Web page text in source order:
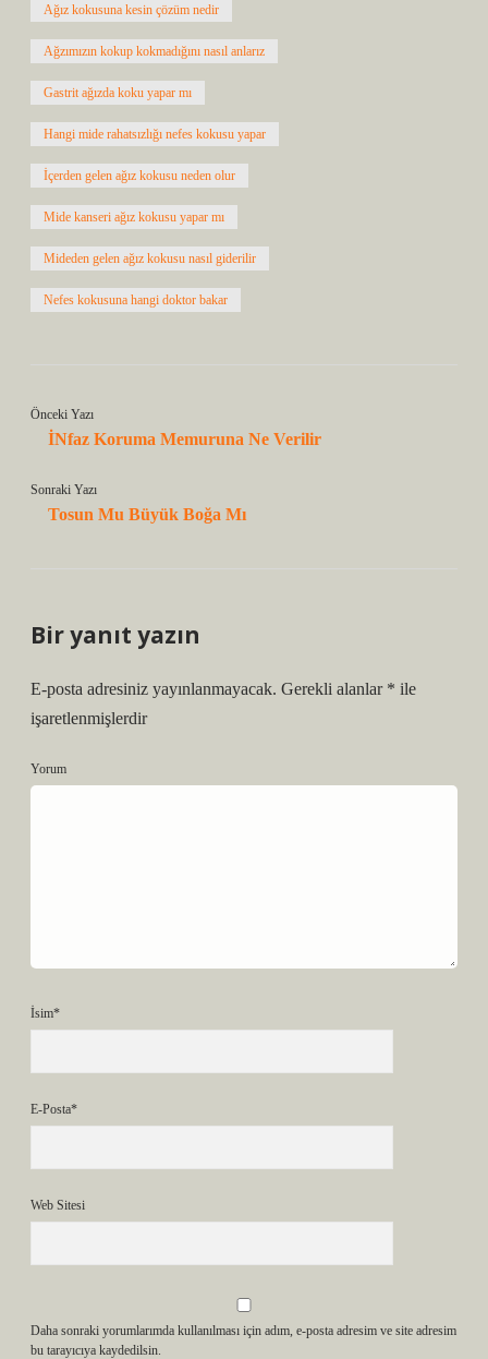
Ağız kokusuna kesin çözüm nedir
Ağzımızın kokup kokmadığını nasıl anlarız
Gastrit ağızda koku yapar mı
Hangi mide rahatsızlığı nefes kokusu yapar
İçerden gelen ağız kokusu neden olur
Mide kanseri ağız kokusu yapar mı
Mideden gelen ağız kokusu nasıl giderilir
Nefes kokusuna hangi doktor bakar
Önceki Yazı
İNfaz Koruma Memuruna Ne Verilir
Sonraki Yazı
Tosun Mu Büyük Boğa Mı
Bir yanıt yazın
E-posta adresiniz yayınlanmayacak. Gerekli alanlar * ile
işaretlenmişlerdir
Yorum
İsim*
E-Posta*
Web Sitesi
Daha sonraki yorumlarımda kullanılması için adım, e-posta adresim ve site adresim
bu tarayıcıya kaydedilsin.